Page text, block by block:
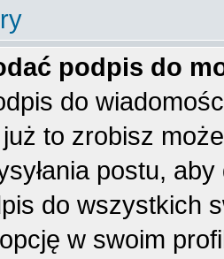
podpis do
do
to zrobisz
postu,
do wszystkich
w swoim